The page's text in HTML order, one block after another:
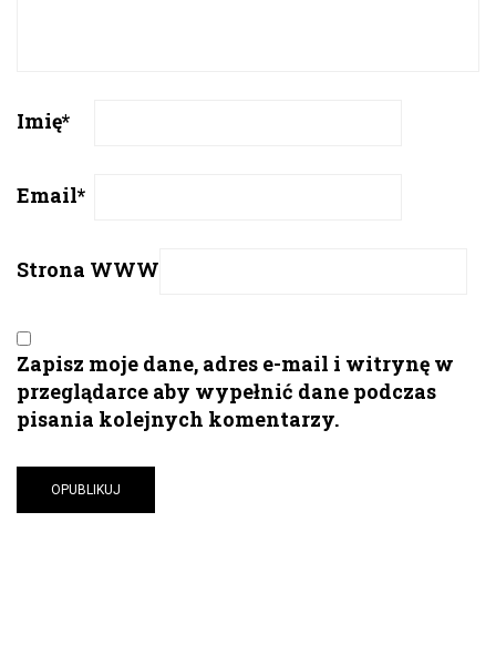
Imię*
Email*
Strona WWW
Zapisz moje dane, adres e-mail i witrynę w
przeglądarce aby wypełnić dane podczas
pisania kolejnych komentarzy.